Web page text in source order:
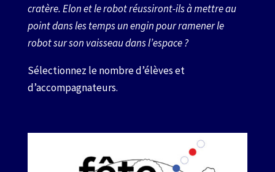
cratère. Elon et le robot réussiront-ils à mettre au
point dans les temps un engin pour ramener le
robot sur son vaisseau dans l’espace ?
Sélectionnez le nombre d’élèves et
d’accompagnateurs.